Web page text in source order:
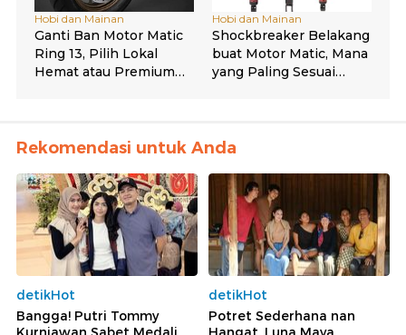
Rekomendasi untuk Anda
detikHot
Bangga! Putri Tommy
detikHot
Potret Sederhana nan